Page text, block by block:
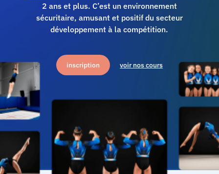
2 ans et plus. C’est un environnement
sécuritaire, amusant et positif du secteur
développement à la compétition.
inscription voir nos cours